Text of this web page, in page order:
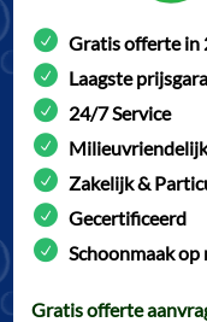
Gratis offerte in
Laagste
24/7 Service
Zakelijk &
Gecertificeerd
Schoonmaak op
Gratis offerte